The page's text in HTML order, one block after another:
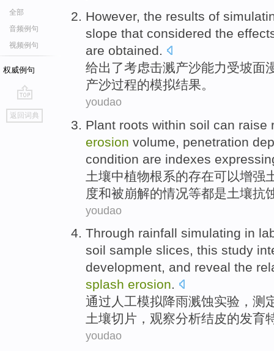
全部
音频例句
视频例句
权威例句
go
top
返回词典
However, the results of
slope that considered the
are obtained.
给出了考虑击溅产沙能力受坡面
产沙过程的模拟结果。
youdao
Plant roots within soil can raise
erosion volume penetration
condition are indexes
土壤中植物根系的存在可以增强
度和被崩解的情况等都是土壤抗
youdao
Through rainfall simulating in
soil sample slices, this study
development, and reveal the
splash erosion.
通过 人工模拟降雨溅蚀实验 ，测
土壤切片 ， 观察分析结皮的发育
youdao